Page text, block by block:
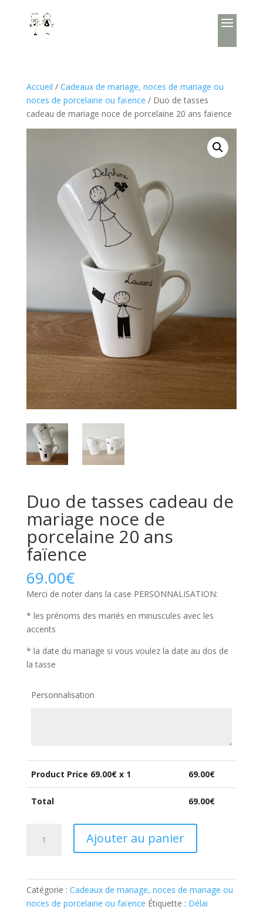
Accueil / Cadeaux de mariage, noces de mariage ou
noces de porcelaine ou faïence / Duo de tasses
cadeau de mariage noce de porcelaine 20 ans faïence
Duo de tasses cadeau de
mariage noce de
porcelaine 20 ans
faïence
69.00€
Merci de noter dans la case PERSONNALISATION:
* les prénoms des mariés en minuscules avec les
accents
* la date du mariage si vous voulez la date au dos de
la tasse
Personnalisation
Product Price 69.00€ x 1 69.00€
Total 69.00€
tasses
cadeau
Ajouter au panier
Catégorie : Cadeaux de mariage, noces de mariage ou
noces de porcelaine ou faïence Étiquette : Délai